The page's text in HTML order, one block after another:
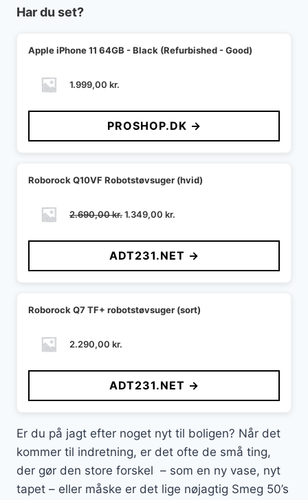
Har du set?
Apple iPhone 11 64GB - Black (Refurbished - Good)
1.999,00 kr.
PROSHOP.DK →
Roborock Q10VF Robotstøvsuger (hvid)
2.690,00kr.Den
pris
var:
2.690,00 kr..
1.349,00 kr.
pris
er:
1.349,00 kr..
ADT231.NET →
Roborock Q7 TF+ robotstøvsuger (sort)
2.290,00 kr.
ADT231.NET →
Er du på jagt efter noget nyt til boligen? Når det
kommer til indretning, er det ofte de små ting,
der gør den store forskel – som en ny vase, nyt
tapet – eller måske er det lige nøjagtig Smeg 50’s